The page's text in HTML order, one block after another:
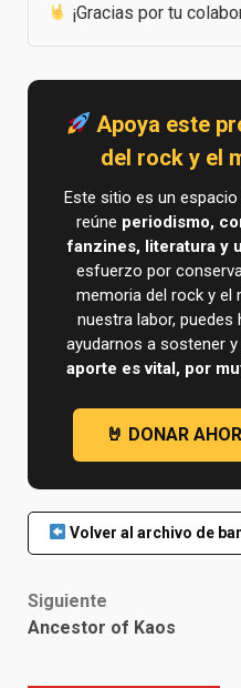
¡Gracias por tu
Apoya este
del rock y el
Este sitio es un
reúne periodismo,
fanzines, literatura y
esfuerzo por
memoria del rock y el
nuestra labor, puedes
ayudarnos a sostener
aporte es vital, por
Volver al archivo de
Post
navigation
Siguiente
Ancestor of Kaos